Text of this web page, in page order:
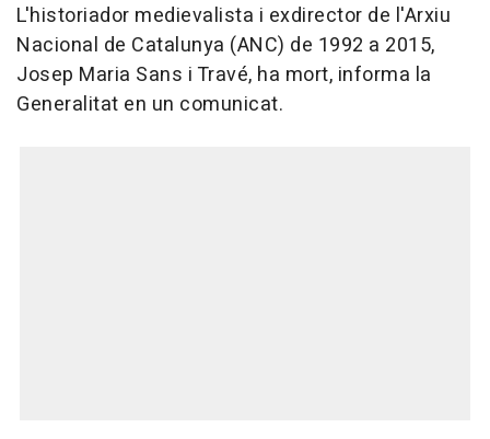
L'historiador medievalista i exdirector de l'Arxiu
Nacional de Catalunya (ANC) de 1992 a 2015,
Josep Maria Sans i Travé, ha mort, informa la
Generalitat en un comunicat.